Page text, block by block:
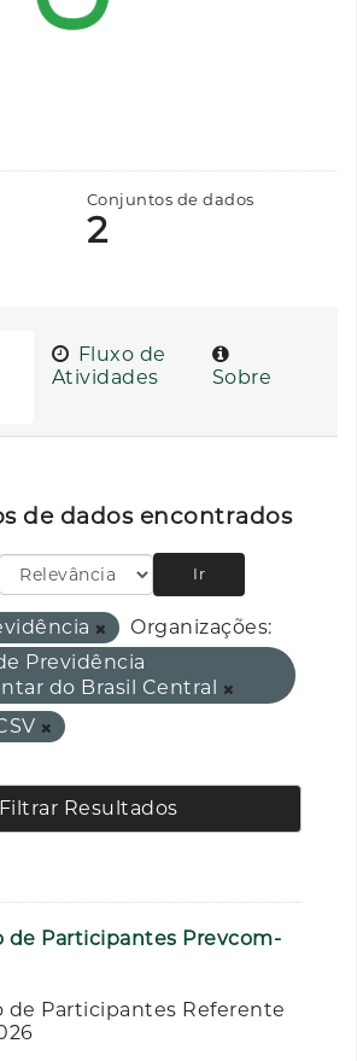
Conjuntos de dados
2
Fluxo de
Atividades
Sobre
de dados encontrados
Ir
Organizações:
Previdência
do Brasil Central
Filtrar Resultados
Participantes Prevcom-
de Participantes Referente